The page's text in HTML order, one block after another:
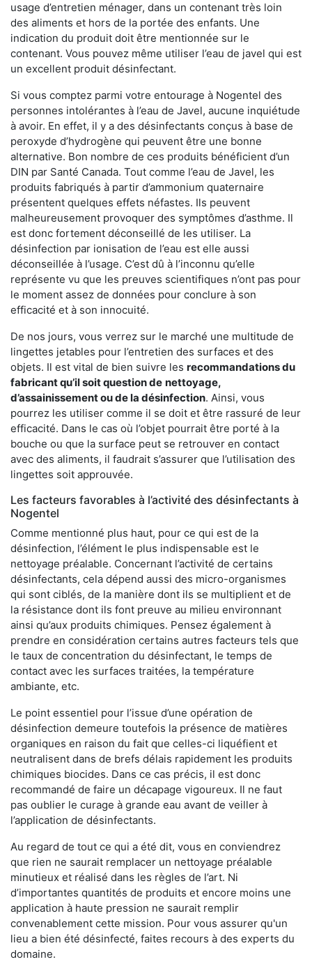
usage d’entretien ménager, dans un contenant très loin
des aliments et hors de la portée des enfants. Une
indication du produit doit être mentionnée sur le
contenant. Vous pouvez même utiliser l’eau de javel qui est
un excellent produit désinfectant.
Si vous comptez parmi votre entourage à Nogentel des
personnes intolérantes à l’eau de Javel, aucune inquiétude
à avoir. En effet, il y a des désinfectants conçus à base de
peroxyde d’hydrogène qui peuvent être une bonne
alternative. Bon nombre de ces produits bénéficient d’un
DIN par Santé Canada. Tout comme l’eau de Javel, les
produits fabriqués à partir d’ammonium quaternaire
présentent quelques effets néfastes. Ils peuvent
malheureusement provoquer des symptômes d’asthme. Il
est donc fortement déconseillé de les utiliser. La
désinfection par ionisation de l’eau est elle aussi
déconseillée à l’usage. C’est dû à l’inconnu qu’elle
représente vu que les preuves scientifiques n’ont pas pour
le moment assez de données pour conclure à son
efficacité et à son innocuité.
De nos jours, vous verrez sur le marché une multitude de
lingettes jetables pour l’entretien des surfaces et des
objets. Il est vital de bien suivre les recommandations du
fabricant qu’il soit question de nettoyage,
d’assainissement ou de la désinfection. Ainsi, vous
pourrez les utiliser comme il se doit et être rassuré de leur
efficacité. Dans le cas où l’objet pourrait être porté à la
bouche ou que la surface peut se retrouver en contact
avec des aliments, il faudrait s’assurer que l’utilisation des
lingettes soit approuvée.
Les facteurs favorables à l’activité des désinfectants à
Nogentel
Comme mentionné plus haut, pour ce qui est de la
désinfection, l’élément le plus indispensable est le
nettoyage préalable. Concernant l’activité de certains
désinfectants, cela dépend aussi des micro-organismes
qui sont ciblés, de la manière dont ils se multiplient et de
la résistance dont ils font preuve au milieu environnant
ainsi qu’aux produits chimiques. Pensez également à
prendre en considération certains autres facteurs tels que
le taux de concentration du désinfectant, le temps de
contact avec les surfaces traitées, la température
ambiante, etc.
Le point essentiel pour l’issue d’une opération de
désinfection demeure toutefois la présence de matières
organiques en raison du fait que celles-ci liquéfient et
neutralisent dans de brefs délais rapidement les produits
chimiques biocides. Dans ce cas précis, il est donc
recommandé de faire un décapage vigoureux. Il ne faut
pas oublier le curage à grande eau avant de veiller à
l’application de désinfectants.
Au regard de tout ce qui a été dit, vous en conviendrez
que rien ne saurait remplacer un nettoyage préalable
minutieux et réalisé dans les règles de l’art. Ni
d’importantes quantités de produits et encore moins une
application à haute pression ne saurait remplir
convenablement cette mission. Pour vous assurer qu'un
lieu a bien été désinfecté, faites recours à des experts du
domaine.